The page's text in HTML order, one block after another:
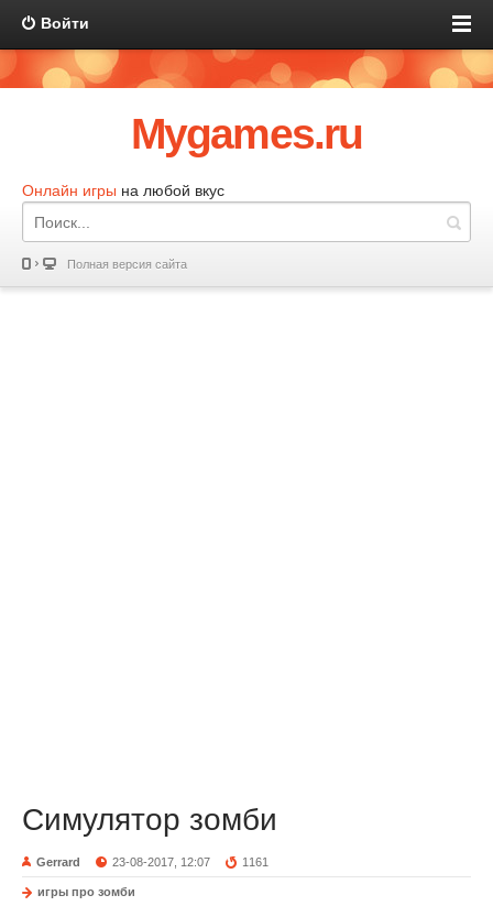
Войти
Mygames.ru
Онлайн игры на любой вкус
Полная версия сайта
Симулятор зомби
Gerrard 23-08-2017, 12:07 1161
игры про зомби